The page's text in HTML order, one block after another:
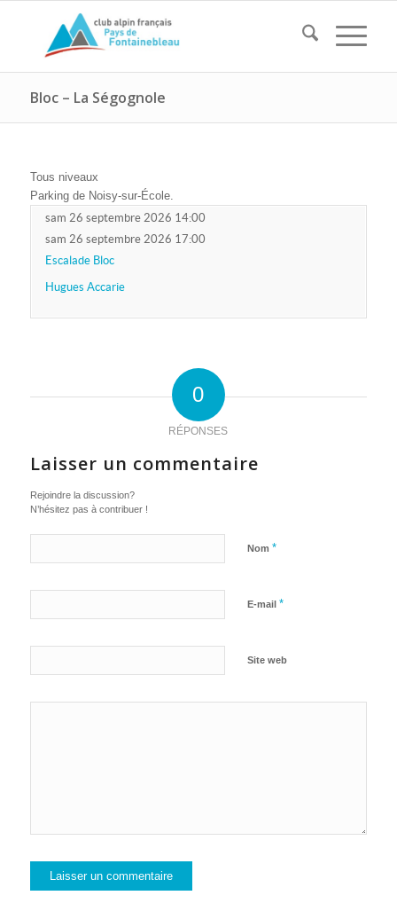
Bloc – La Ségognole
Tous niveaux
Parking de Noisy-sur-École.
sam 26 septembre 2026 14:00
sam 26 septembre 2026 17:00
Escalade Bloc
Hugues Accarie
0
RÉPONSES
Laisser un commentaire
Rejoindre la discussion?
N’hésitez pas à contribuer !
Nom *
E-mail *
Site web